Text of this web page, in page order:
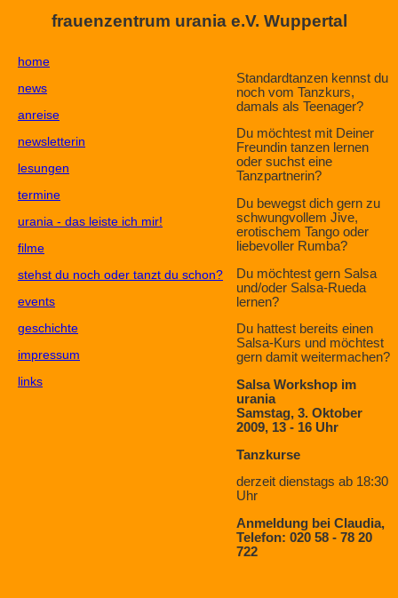
frauenzentrum urania e.V. Wuppertal
home
news
anreise
newsletterin
lesungen
termine
urania - das leiste ich mir!
filme
stehst du noch oder tanzt du schon?
events
geschichte
impressum
links
Standardtanzen kennst du
noch vom Tanzkurs,
damals als Teenager?
Du möchtest mit Deiner
Freundin tanzen lernen
oder suchst eine
Tanzpartnerin?
Du bewegst dich gern zu
schwungvollem Jive,
erotischem Tango oder
liebevoller Rumba?
Du möchtest gern Salsa
und/oder Salsa-Rueda
lernen?
Du hattest bereits einen
Salsa-Kurs und möchtest
gern damit weitermachen?
Salsa Workshop im
urania
Samstag, 3. Oktober
2009, 13 - 16 Uhr
Tanzkurse
derzeit dienstags ab 18:30
Uhr
Anmeldung bei Claudia,
Telefon: 020 58 - 78 20
722